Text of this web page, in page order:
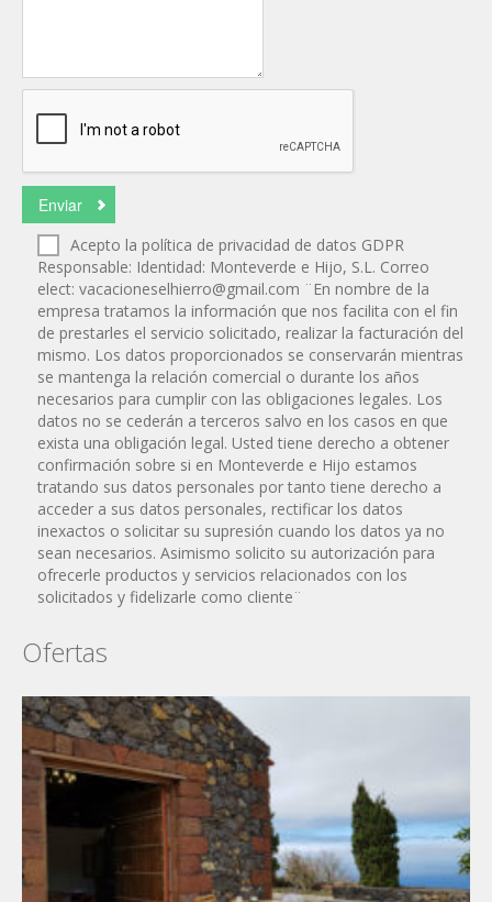
Acepto la política de privacidad de datos GDPR
Responsable: Identidad: Monteverde e Hijo, S.L. Correo
elect: vacacioneselhierro@gmail.com ¨En nombre de la
empresa tratamos la información que nos facilita con el fin
de prestarles el servicio solicitado, realizar la facturación del
mismo. Los datos proporcionados se conservarán mientras
se mantenga la relación comercial o durante los años
necesarios para cumplir con las obligaciones legales. Los
datos no se cederán a terceros salvo en los casos en que
exista una obligación legal. Usted tiene derecho a obtener
confirmación sobre si en Monteverde e Hijo estamos
tratando sus datos personales por tanto tiene derecho a
acceder a sus datos personales, rectificar los datos
inexactos o solicitar su supresión cuando los datos ya no
sean necesarios. Asimismo solicito su autorización para
ofrecerle productos y servicios relacionados con los
solicitados y fidelizarle como cliente¨
Ofertas